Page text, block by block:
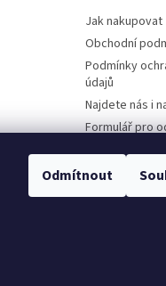
Odmítnout
Jak nakupovat
Obchodní
Podmínky
údajů
Najdete nás i
Formulář pro
Formulář pro
reklamace